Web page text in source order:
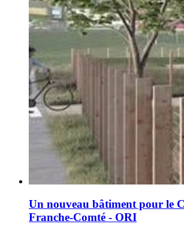
Un nouveau bâtiment pour le
Franche-Comté - ORI